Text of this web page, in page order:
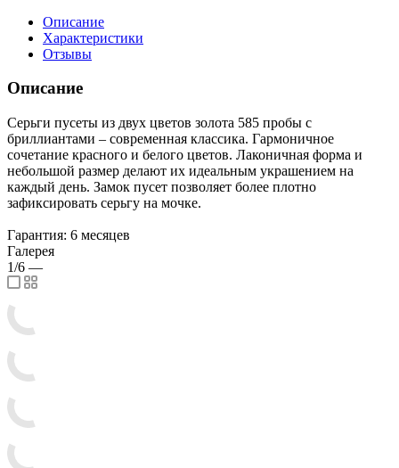
Описание
Характеристики
Отзывы
Описание
Серьги пусеты из двух цветов золота 585 пробы с
бриллиантами – современная классика. Гармоничное
сочетание красного и белого цветов. Лаконичная форма и
небольшой размер делают их идеальным украшением на
каждый день. Замок пусет позволяет более плотно
зафиксировать серьгу на мочке.
Гарантия: 6 месяцев
Галерея
1/6 —